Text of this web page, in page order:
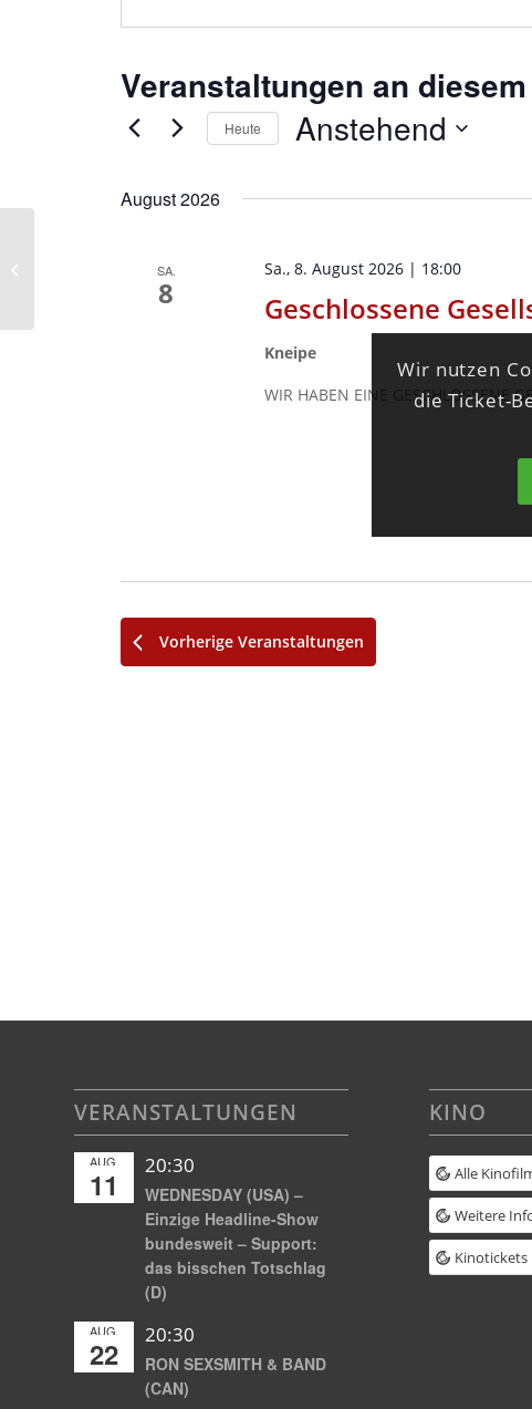
Veranstaltungen an
Heute Anstehend
wählen.
August 2026
SA.
8 Geschlossene
Sa., 8. August 2026 | 18:00
Kneipe
WIR HABEN EINE GESCHLOSSENE
Vorherige Veranstaltungen
VERANSTALTUNGEN
AUG.
11
20:30
WEDNESDAY (USA) –
Einzige Headline-Show
bundesweit – Support:
das bisschen Totschlag
(D)
AUG.
22
20:30
RON SEXSMITH & BAND
(CAN)
KINO
Alle
Weitere
Kinotickets
Kino Kleine Fluchten
Wir nutzen
die Ticket-